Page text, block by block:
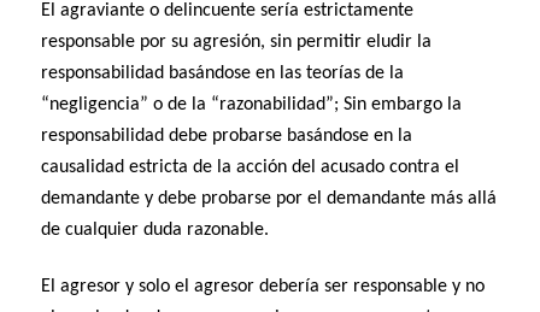
El agraviante o delincuente sería estrictamente
responsable por su agresión, sin permitir eludir la
responsabilidad basándose en las teorías de la
“negligencia” o de la “razonabilidad”; Sin embargo la
responsabilidad debe probarse basándose en la
causalidad estricta de la acción del acusado contra el
demandante y debe probarse por el demandante más allá
de cualquier duda razonable.
El agresor y solo el agresor debería ser responsable y no